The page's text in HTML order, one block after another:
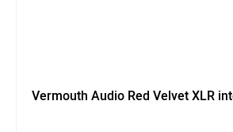
Vermouth Audio Red Velvet XLR